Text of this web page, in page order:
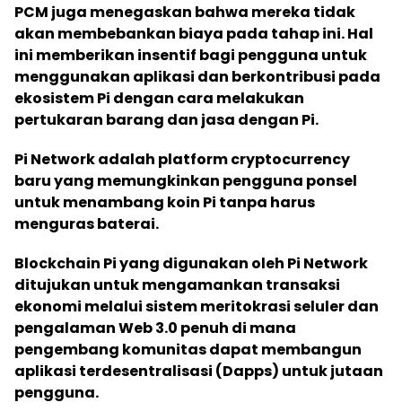
PCM juga menegaskan bahwa mereka tidak
akan membebankan biaya pada tahap ini. Hal
ini memberikan insentif bagi pengguna untuk
menggunakan aplikasi dan berkontribusi pada
ekosistem Pi dengan cara melakukan
pertukaran barang dan jasa dengan Pi.
Pi Network adalah platform cryptocurrency
baru yang memungkinkan pengguna ponsel
untuk menambang koin Pi tanpa harus
menguras baterai.
Blockchain Pi yang digunakan oleh Pi Network
ditujukan untuk mengamankan transaksi
ekonomi melalui sistem meritokrasi seluler dan
pengalaman Web 3.0 penuh di mana
pengembang komunitas dapat membangun
aplikasi terdesentralisasi (Dapps) untuk jutaan
pengguna.